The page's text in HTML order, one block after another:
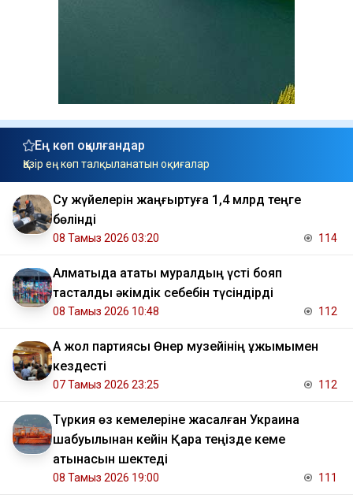
Ең көп оқылғандар
Қазір ең көп талқыланатын оқиғалар
Су жүйелерін жаңғыртуға 1,4 млрд теңге
бөлінді
08 Тамыз 2026 03:20 114
Алматыда атақты муралдың үсті бояп
тасталды әкімдік себебін түсіндірді
08 Тамыз 2026 10:48 112
Ақ жол партиясы Өнер музейінің ұжымымен
кездесті
07 Тамыз 2026 23:25 112
Түркия өз кемелеріне жасалған Украина
шабуылынан кейін Қара теңізде кеме
қатынасын шектеді
08 Тамыз 2026 19:00 111